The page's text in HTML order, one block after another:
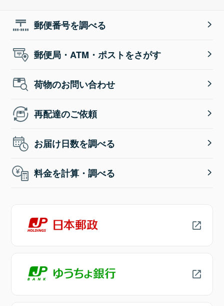
郵便番号を調べる
郵便局・ATM・ポストをさがす
荷物のお問い合わせ
再配達のご依頼
お届け日数を調べる
料金を計算・調べる